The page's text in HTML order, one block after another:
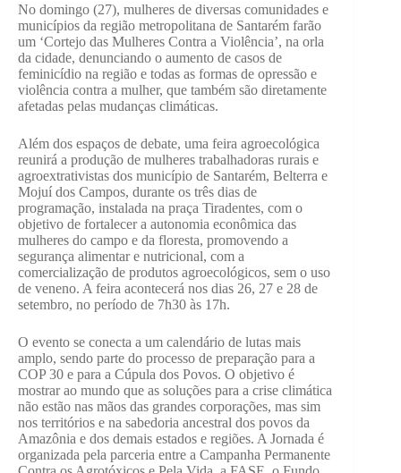
No domingo (27), mulheres de diversas comunidades e
municípios da região metropolitana de Santarém farão
um ‘Cortejo das Mulheres Contra a Violência’, na orla
da cidade, denunciando o aumento de casos de
feminicídio na região e todas as formas de opressão e
violência contra a mulher, que também são diretamente
afetadas pelas mudanças climáticas.
Além dos espaços de debate, uma feira agroecológica
reunirá a produção de mulheres trabalhadoras rurais e
agroextrativistas dos município de Santarém, Belterra e
Mojuí dos Campos, durante os três dias de
programação, instalada na praça Tiradentes, com o
objetivo de fortalecer a autonomia econômica das
mulheres do campo e da floresta, promovendo a
segurança alimentar e nutricional, com a
comercialização de produtos agroecológicos, sem o uso
de veneno. A feira acontecerá nos dias 26, 27 e 28 de
setembro, no período de 7h30 às 17h.
O evento se conecta a um calendário de lutas mais
amplo, sendo parte do processo de preparação para a
COP 30 e para a Cúpula dos Povos. O objetivo é
mostrar ao mundo que as soluções para a crise climática
não estão nas mãos das grandes corporações, mas sim
nos territórios e na sabedoria ancestral dos povos da
Amazônia e dos demais estados e regiões. A Jornada é
organizada pela parceria entre a Campanha Permanente